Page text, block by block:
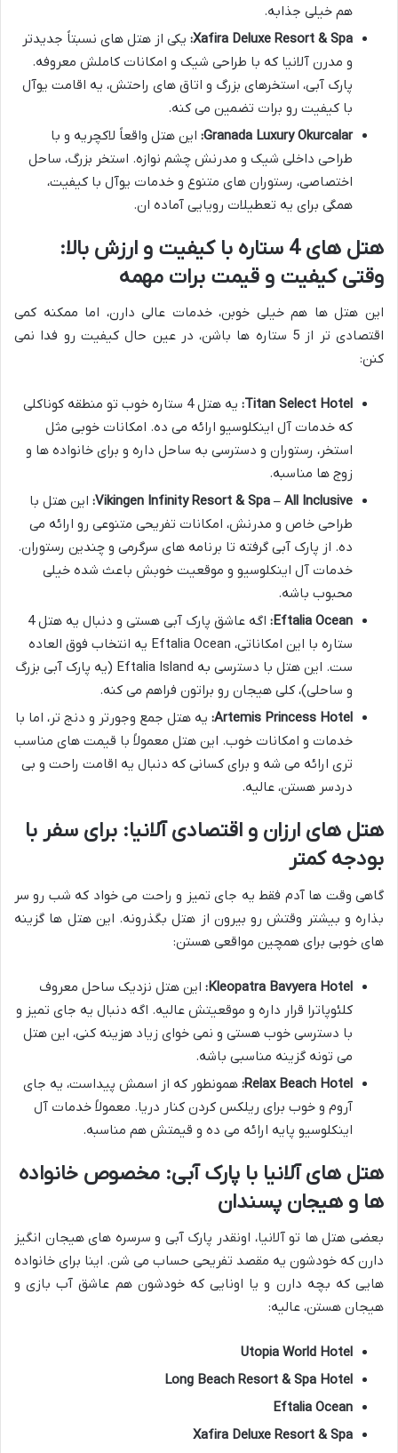
هم خیلی جذابه.
Xafira Deluxe Resort & Spa: یکی از هتل های نسبتاً جدیدتر
و مدرن آلانیا که با طراحی شیک و امکانات کاملش معروفه.
پارک آبی، استخرهای بزرگ و اتاق های راحتش، یه اقامت یوآل
با کیفیت رو برات تضمین می کنه.
Granada Luxury Okurcalar: این هتل واقعاً لاکچریه و با
طراحی داخلی شیک و مدرنش چشم نوازه. استخر بزرگ، ساحل
اختصاصی، رستوران های متنوع و خدمات یوآل با کیفیت،
همگی برای یه تعطیلات رویایی آماده ان.
هتل های 4 ستاره با کیفیت و ارزش بالا:
وقتی کیفیت و قیمت برات مهمه
این هتل ها هم خیلی خوبن، خدمات عالی دارن، اما ممکنه کمی
اقتصادی تر از 5 ستاره ها باشن، در عین حال کیفیت رو فدا نمی
کنن:
Titan Select Hotel:
یه هتل 4 ستاره خوب تو منطقه کوناکلی
که خدمات آل اینکلوسیو ارائه می ده. امکانات خوبی مثل
استخر، رستوران و دسترسی به ساحل داره و برای خانواده ها و
زوج ها مناسبه.
Vikingen Infinity Resort & Spa – All Inclusive: این هتل با
طراحی خاص و مدرنش، امکانات تفریحی متنوعی رو ارائه می
ده. از پارک آبی گرفته تا برنامه های سرگرمی و چندین رستوران.
خدمات آل اینکلوسیو و موقعیت خوبش باعث شده خیلی
محبوب باشه.
Eftalia Ocean:
اگه عاشق پارک آبی هستی و دنبال یه هتل 4
ستاره با این امکاناتی، Eftalia Ocean یه انتخاب فوق العاده
ست. این هتل با دسترسی به Eftalia Island (یه پارک آبی بزرگ
و ساحلی)، کلی هیجان رو براتون فراهم می کنه.
Artemis Princess Hotel: یه هتل جمع وجورتر و دنج تر، اما با
خدمات و امکانات خوب. این هتل معمولاً با قیمت های مناسب
تری ارائه می شه و برای کسانی که دنبال یه اقامت راحت و بی
دردسر هستن، عالیه.
هتل های ارزان و اقتصادی آلانیا: برای سفر با
بودجه کمتر
گاهی وقت ها آدم فقط یه جای تمیز و راحت می خواد که شب رو سر
بذاره و بیشتر وقتش رو بیرون از هتل بگذرونه. این هتل ها گزینه
های خوبی برای همچین مواقعی هستن:
Kleopatra Bavyera Hotel: این هتل نزدیک ساحل معروف
کلئوپاترا قرار داره و موقعیتش عالیه. اگه دنبال یه جای تمیز و
با دسترسی خوب هستی و نمی خوای زیاد هزینه کنی، این هتل
می تونه گزینه مناسبی باشه.
Relax Beach Hotel: همونطور که از اسمش پیداست، یه جای
آروم و خوب برای ریلکس کردن کنار دریا. معمولاً خدمات آل
اینکلوسیو پایه ارائه می ده و قیمتش هم مناسبه.
هتل های آلانیا با پارک آبی: مخصوص خانواده
ها و هیجان پسندان
بعضی هتل ها تو آلانیا، اونقدر پارک آبی و سرسره های هیجان انگیز
دارن که خودشون یه مقصد تفریحی حساب می شن. اینا برای خانواده
هایی که بچه دارن و یا اونایی که خودشون هم عاشق آب بازی و
هیجان هستن، عالیه:
Utopia World Hotel
Long Beach Resort & Spa Hotel
Eftalia Ocean
Xafira Deluxe Resort & Spa